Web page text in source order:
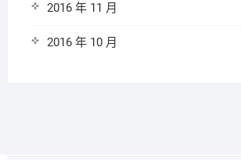
2016 年 11 月
2016 年 10 月